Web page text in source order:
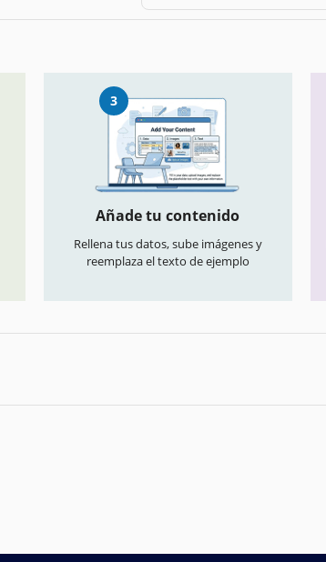
3
Añade tu contenido
Rellena tus datos, sube imágenes y
reemplaza el texto de ejemplo